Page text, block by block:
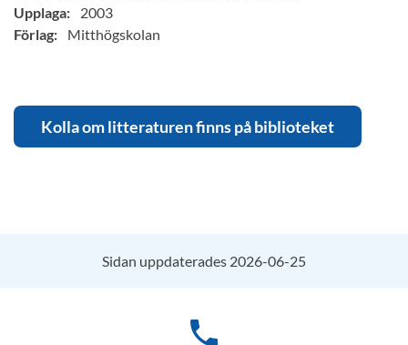
Upplaga:
2003
Förlag:
Mitthögskolan
Kolla om litteraturen finns på biblioteket
Sidan uppdaterades 2026-06-25
phone